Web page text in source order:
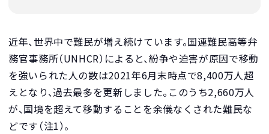
近年、世界中で難民が増え続けています。国連難民高等弁
務官事務所（UNHCR）によると、紛争や迫害が原因で移動
を強いられた人の数は2021年6月末時点で8,400万人超
えとなり、過去最多を更新しました。このうち2,660万人
が、国境を超えて移動することを余儀なくされた難民な
どです（注1）。